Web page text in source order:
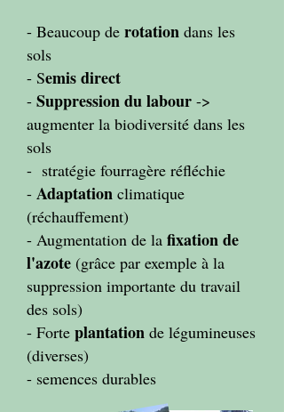
- Beaucoup de rotation dans les
sols
- Semis direct
- Suppression du labour ->
augmenter la biodiversité dans les
sols
- stratégie fourragère réfléchie
- Adaptation climatique
(réchauffement)
- Augmentation de la fixation de
l'azote (grâce par exemple à la
suppression importante du travail
des sols)
- Forte plantation de légumineuses
(diverses)
- semences durables